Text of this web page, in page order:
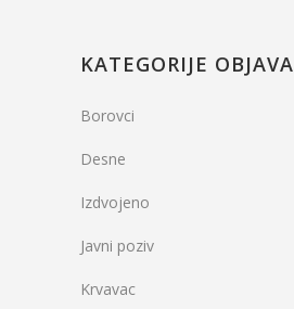
KATEGORIJE OBJAVA
Borovci
Desne
Izdvojeno
Javni poziv
Krvavac